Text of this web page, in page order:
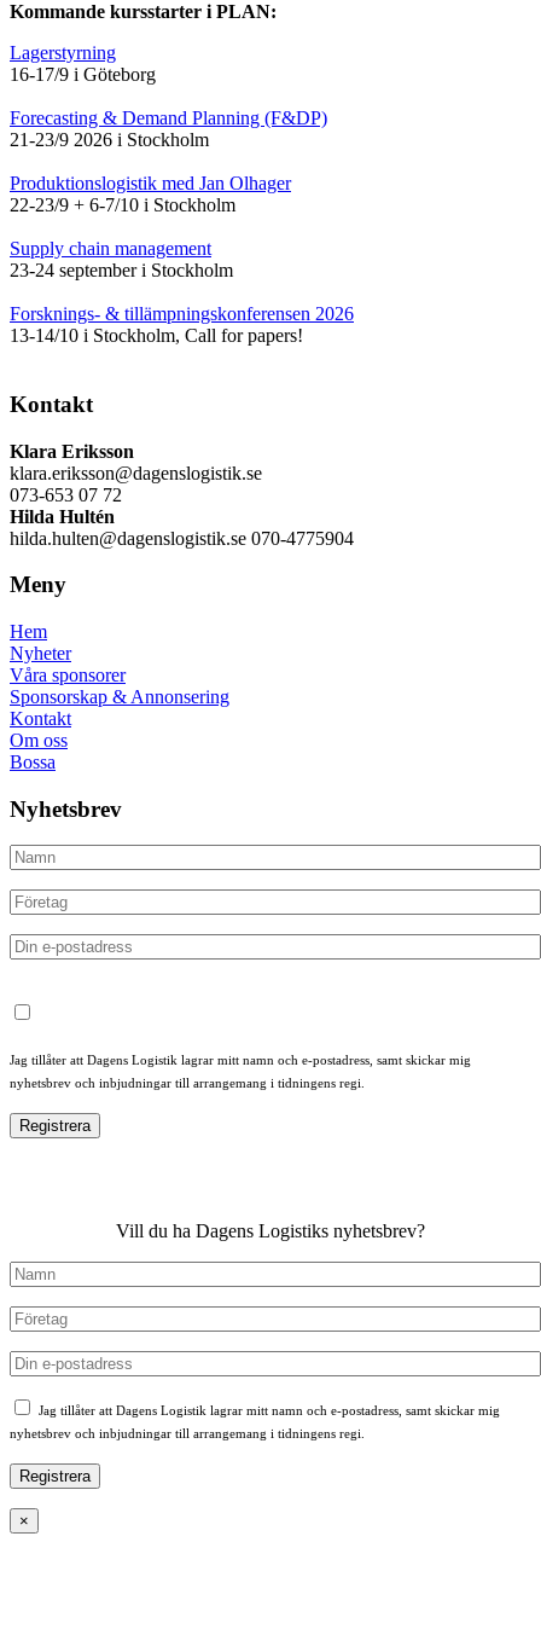
Kommande kursstarter i PLAN:
Lagerstyrning
16-17/9 i Göteborg
Forecasting & Demand Planning (F&DP)
21-23/9 2026 i Stockholm
Produktionslogistik med Jan Olhager
22-23/9 + 6-7/10 i Stockholm
Supply chain management
23-24 september i Stockholm
Forsknings- & tillämpningskonferensen 2026
13-14/10 i Stockholm, Call for papers!
Kontakt
Klara Eriksson
klara.eriksson@dagenslogistik.se
073-653 07 72
Hilda Hultén
hilda.hulten@dagenslogistik.se 070-4775904
Meny
Hem
Nyheter
Våra sponsorer
Sponsorskap & Annonsering
Kontakt
Om oss
Bossa
Nyhetsbrev
Jag tillåter att Dagens Logistik lagrar mitt namn och e-postadress, samt skickar mig
nyhetsbrev och inbjudningar till arrangemang i tidningens regi.
Vill du ha Dagens Logistiks nyhetsbrev?
Jag tillåter att Dagens Logistik lagrar mitt namn och e-postadress, samt skickar mig
nyhetsbrev och inbjudningar till arrangemang i tidningens regi.
×